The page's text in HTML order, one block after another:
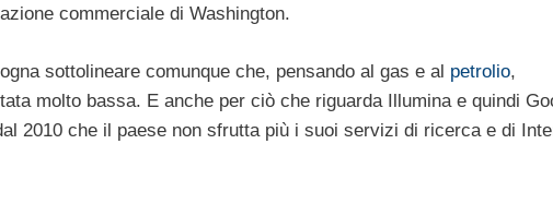
commerciale di Washington.
sottolineare comunque che, pensando al gas e al petrolio,
molto bassa. E anche per ciò che riguarda Illumina e quindi
2010 che il paese non sfrutta più i suoi servizi di ricerca e di